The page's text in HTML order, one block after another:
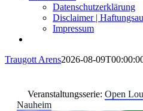
Datenschutzerklärung
Disclaimer |
Impressum
Traugott Arens2026-08-
Veranstaltungsserie: Open
Nauheim